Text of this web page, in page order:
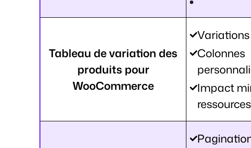
Tableau de variation des
produits pour
WooCommerce
Colonnes
Impact
ressources